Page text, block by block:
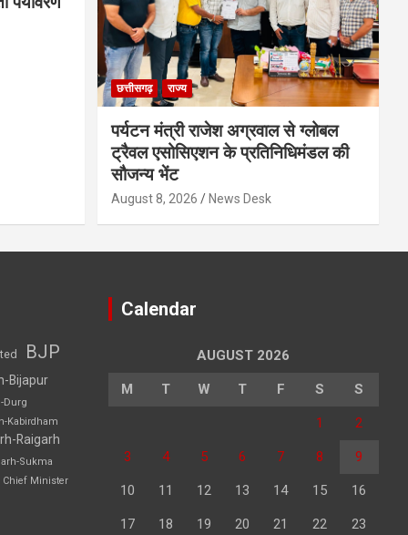
छत्तीसगढ़ राज्य
पर्यटन मंत्री राजेश अग्रवाल से ग्लोबल
ट्रैवल एसोसिएशन के प्रतिनिधिमंडल की
सौजन्य भेंट
August 8, 2026 News Desk
BJP
Bijapur
Durg
Kabirdham
Raigarh
Sukma
Chief Minister
Calendar
AUGUST 2026
M T W T F S S
1 2
3 4 5 6 7 8 9
10 11 12 13 14 15 16
17 18 19 20 21 22 23